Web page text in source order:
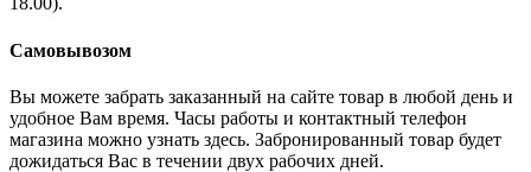
Самовывозом
Вы можете забрать заказанный на сайте товар в любой день и
удобное Вам время. Часы работы и контактный телефон
магазина можно узнать здесь. Забронированный товар будет
дожидаться Вас в течении двух рабочих дней.